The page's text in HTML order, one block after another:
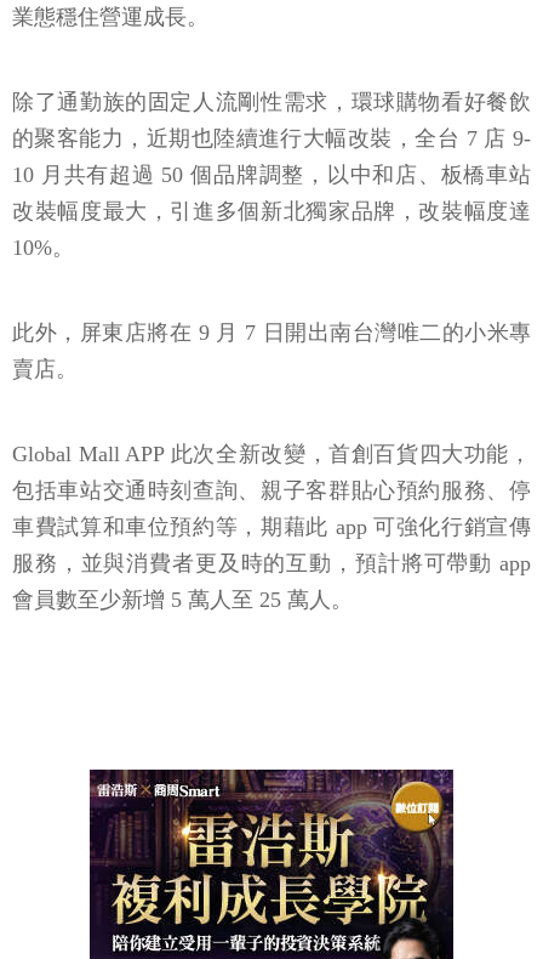
業態穩住營運成長。
除了通勤族的固定人流剛性需求，環球購物看好餐飲
的聚客能力，近期也陸續進行大幅改裝，全台 7 店 9-
10 月共有超過 50 個品牌調整，以中和店、板橋車站
改裝幅度最大，引進多個新北獨家品牌，改裝幅度達
10%。
此外，屏東店將在 9 月 7 日開出南台灣唯二的小米專
賣店。
Global Mall APP 此次全新改變，首創百貨四大功能，
包括車站交通時刻查詢、親子客群貼心預約服務、停
車費試算和車位預約等，期藉此 app 可強化行銷宣傳
服務，並與消費者更及時的互動，預計將可帶動 app
會員數至少新增 5 萬人至 25 萬人。